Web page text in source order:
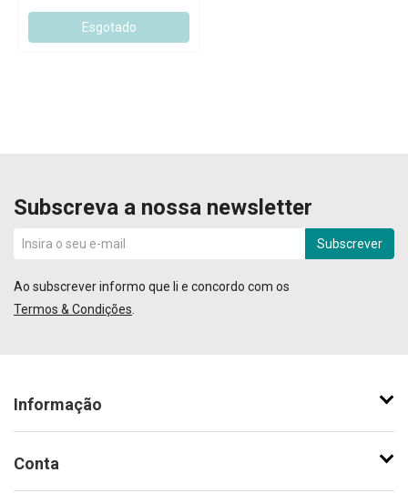
Esgotado
Subscreva a nossa newsletter
Subscrever
Ao subscrever informo que li e concordo com os
Termos & Condições
Informação
Conta